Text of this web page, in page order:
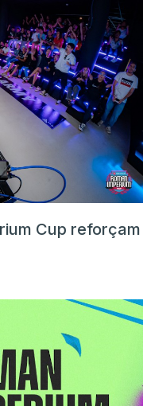
Cup reforçam